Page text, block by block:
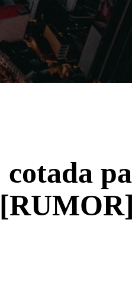
Séries Música
cotada